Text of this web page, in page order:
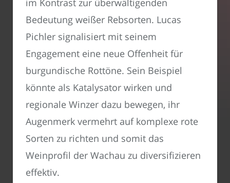
Bedeutung weißer Rebsorten. Lucas
Pichler signalisiert mit seinem
Engagement eine neue Offenheit für
burgundische Rottöne. Sein Beispiel
könnte als Katalysator wirken und
regionale Winzer dazu bewegen, ihr
Augenmerk vermehrt auf komplexe rote
Sorten zu richten und somit das
Weinprofil der Wachau zu diversifizieren
effektiv.